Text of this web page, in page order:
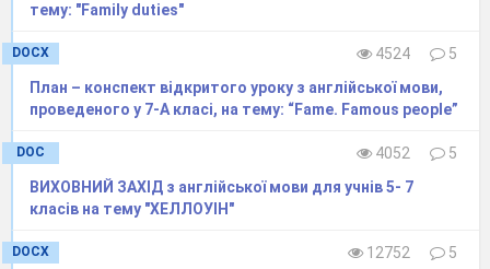
тему: "Family duties"
DOCX 4524
5
План – конспект відкритого уроку з англійської мови,
проведеного у 7-А класі, на тему: “Fame. Famous people”
DOC 4052
5
ВИХОВНИЙ ЗАХІД з англійської мови для учнів 5- 7
класів на тему "ХЕЛЛОУІН"
DOCX 12752
5